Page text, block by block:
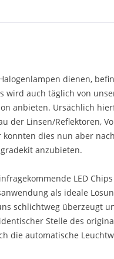
dienen,
wird auch täglich von
anbieten. Ursächlich
der Linsen/Reflektoren,
dies nun aber
anzubieten.
LED
als ideale
schlichtweg überzeugt
Stelle des
die automatische